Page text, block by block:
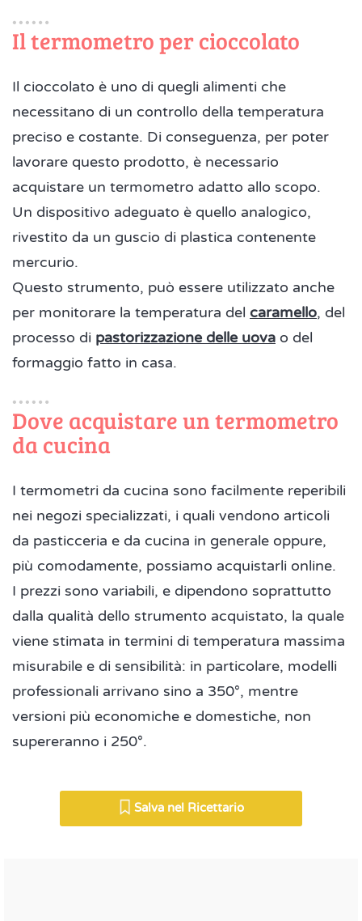
Il termometro per cioccolato
Il cioccolato è uno di quegli alimenti che
necessitano di un controllo della temperatura
preciso e costante. Di conseguenza, per poter
lavorare questo prodotto, è necessario
acquistare un termometro adatto allo scopo.
Un dispositivo adeguato è quello analogico,
rivestito da un guscio di plastica contenente
mercurio.
Questo strumento, può essere utilizzato anche
per monitorare la temperatura del caramello, del
processo di pastorizzazione delle uova o del
formaggio fatto in casa.
Dove acquistare un termometro
da cucina
I termometri da cucina sono facilmente reperibili
nei negozi specializzati, i quali vendono articoli
da pasticceria e da cucina in generale oppure,
più comodamente, possiamo acquistarli online.
I prezzi sono variabili, e dipendono soprattutto
dalla qualità dello strumento acquistato, la quale
viene stimata in termini di temperatura massima
misurabile e di sensibilità: in particolare, modelli
professionali arrivano sino a 350°, mentre
versioni più economiche e domestiche, non
supereranno i 250°.
Salva nel Ricettario